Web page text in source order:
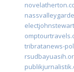
tribratanews-